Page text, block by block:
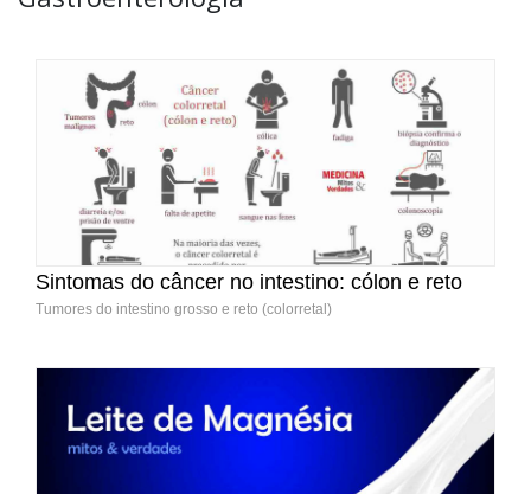
Sintomas do câncer no intestino: cólon e reto
Tumores do intestino grosso e reto (colorretal)